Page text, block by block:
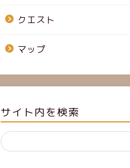
クエスト
マップ
サイト内を検索